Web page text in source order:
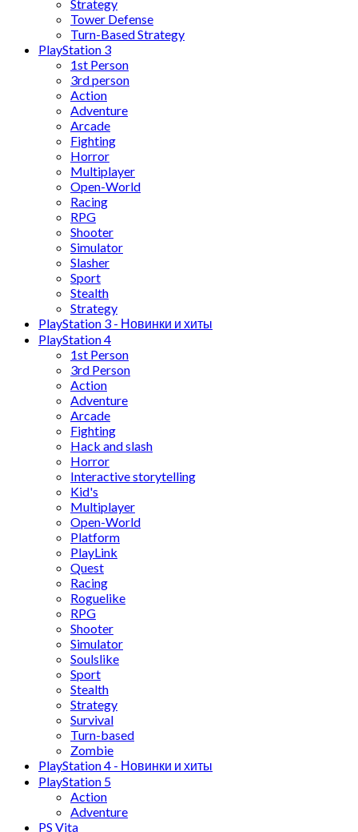
Strategy
Tower Defense
Turn-Based Strategy
PlayStation 3
1st Person
3rd person
Action
Adventure
Arcade
Fighting
Horror
Multiplayer
Open-World
Racing
RPG
Shooter
Simulator
Slasher
Sport
Stealth
Strategy
PlayStation 3 - Новинки и хиты
PlayStation 4
1st Person
3rd Person
Action
Adventure
Arcade
Fighting
Hack and slash
Horror
Interactive storytelling
Kid's
Multiplayer
Open-World
Platform
PlayLink
Quest
Racing
Roguelike
RPG
Shooter
Simulator
Soulslike
Sport
Stealth
Strategy
Survival
Turn-based
Zombie
PlayStation 4 - Новинки и хиты
PlayStation 5
Action
Adventure
PS Vita